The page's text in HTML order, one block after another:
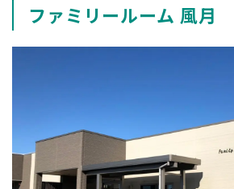
ファミリールーム 風月